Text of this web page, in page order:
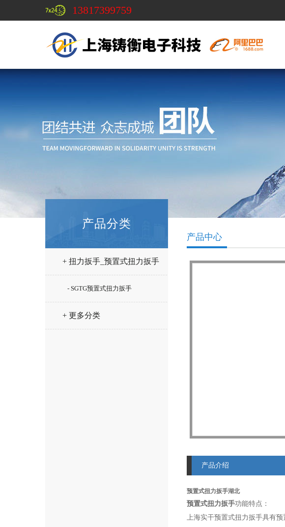
13817399759
产品分类
+ 扭力扳手_预置式扭力扳手
- SGTG预置式扭力扳手
+ 更多分类
产品中心
产品介绍
预置式扭力扳手湖北
预置式扭力扳手功能特点：
上海实干预置式扭力扳手具有